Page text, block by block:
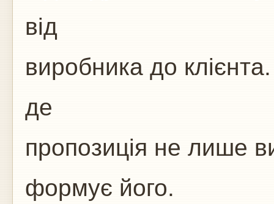
від
виробника до
де
пропозиція не лише
формує його.